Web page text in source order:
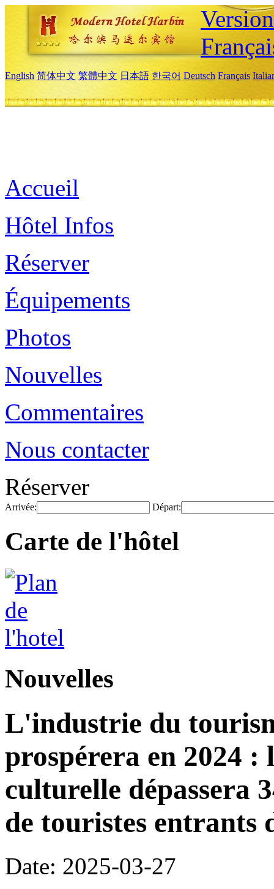
English 简体中文 繁體中文 日本語 한국어 Deutsch Français
Accueil
Hôtel Infos
Réserver
Équipements
Photos
Nouvelles
Commentaires
Nous contacter
Réserver
Arrivée: Départ:
Carte de l'hôtel
Nouvelles
L'industrie du
prospérera en 2024 :
culturelle dépassera
de touristes entrants
Date: 2025-03-27